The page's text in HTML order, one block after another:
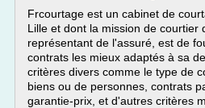
Frcourtage est un cabinet de
Lille et dont la mission de courtier
représentant de l'assuré, est de
contrats les mieux adaptés à sa
critères divers comme le type de
biens ou de personnes, contrats
garantie-prix, et d'autres critères